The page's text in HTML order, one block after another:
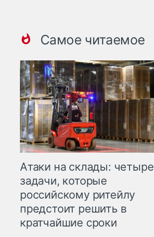
Самое читаемое
Атаки на склады: четыре
задачи, которые
российскому ритейлу
предстоит решить в
кратчайшие сроки